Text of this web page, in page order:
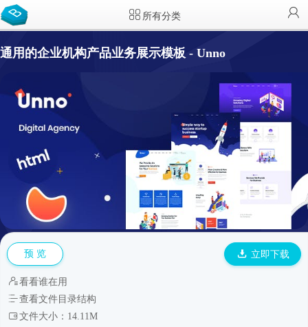
所有分类
通用的企业机构产品业务展示模板 - Unno
预 览 立即下载
看看谁在用
查看文件目录结构
文件大小：14.11M